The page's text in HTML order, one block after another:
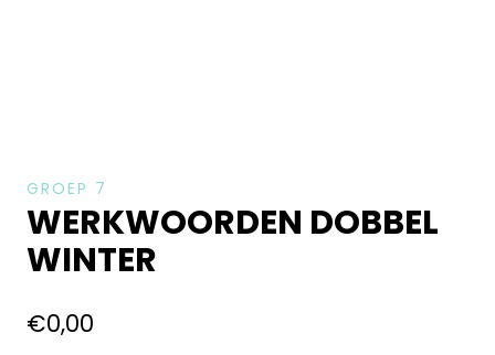
GROEP 7
WERKWOORDEN DOBBEL
WINTER
€0,00